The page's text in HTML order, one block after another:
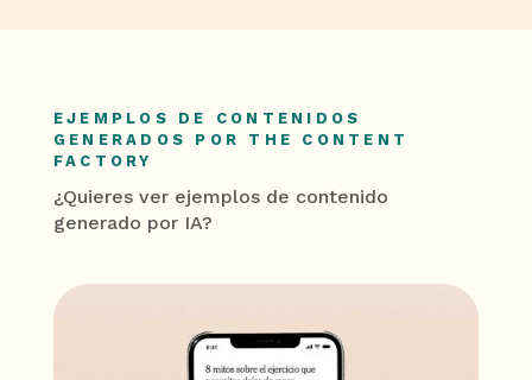
EJEMPLOS DE CONTENIDOS
GENERADOS POR THE CONTENT
FACTORY
¿Quieres ver ejemplos de contenido
generado por IA?